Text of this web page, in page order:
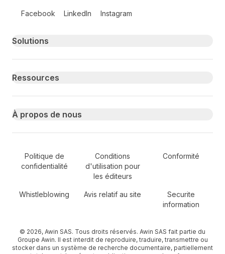
Facebook LinkedIn Instagram
Primary footer navigation
Solutions
Ressources
À propos de nous
Secondary Footer Navigation
Politique de
confidentialité
Conditions
d'utilisation pour
les éditeurs
Conformité
Whistleblowing Avis relatif au site
Securite
information
© 2026, Awin SAS. Tous droits réservés. Awin SAS fait partie du
Groupe Awin. Il est interdit de reproduire, traduire, transmettre ou
stocker dans un système de recherche documentaire, partiellement